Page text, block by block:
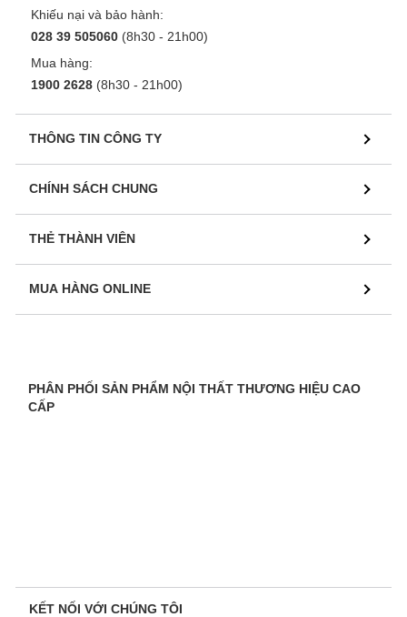
Khiếu nại và bảo hành:
028 39 505060 (8h30 - 21h00)
Mua hàng:
1900 2628 (8h30 - 21h00)
THÔNG TIN CÔNG TY
CHÍNH SÁCH CHUNG
THẺ THÀNH VIÊN
MUA HÀNG ONLINE
PHÂN PHỐI SẢN PHẨM NỘI THẤT THƯƠNG HIỆU CAO
CẤP
KẾT NỐI VỚI CHÚNG TÔI